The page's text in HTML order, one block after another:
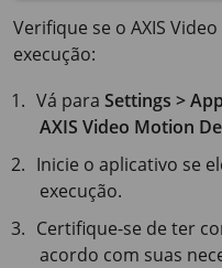
Verifique se o AXIS
execução:
Vá paraSettings >
AXIS Video Motion
Inicie o aplicativo se
execução.
Certifique-se de ter
acordo com suas